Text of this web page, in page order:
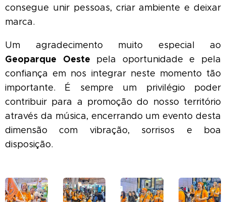
consegue unir pessoas, criar ambiente e deixar
marca.
Um agradecimento muito especial ao
Geoparque Oeste pela oportunidade e pela
confiança em nos integrar neste momento tão
importante. É sempre um privilégio poder
contribuir para a promoção do nosso território
através da música, encerrando um evento desta
dimensão com vibração, sorrisos e boa
disposição.